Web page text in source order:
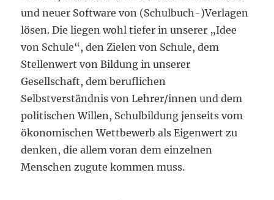
und neuer Software von (Schulbuch-)Verlagen
lösen. Die liegen wohl tiefer in unserer „Idee
von Schule“, den Zielen von Schule, dem
Stellenwert von Bildung in unserer
Gesellschaft, dem beruflichen
Selbstverständnis von Lehrer/innen und dem
politischen Willen, Schulbildung jenseits vom
ökonomischen Wettbewerb als Eigenwert zu
denken, die allem voran dem einzelnen
Menschen zugute kommen muss.